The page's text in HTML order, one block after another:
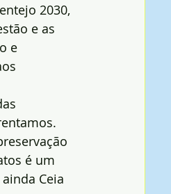
2030,
e as
e
é um
Ceia